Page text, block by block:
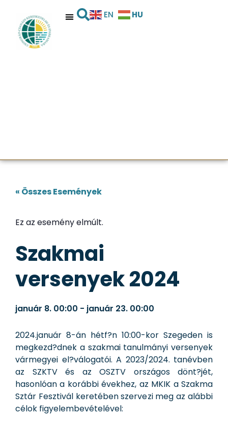
EN HU
« Összes Események
Ez az esemény elmúlt.
Szakmai
versenyek 2024
január 8. 00:00 - január 23. 00:00
2024.január 8-án hétf?n 10:00-kor Szegeden is
megkezd?dnek a szakmai tanulmányi versenyek
vármegyei el?válogatói. A 2023/2024. tanévben
az SZKTV és az OSZTV országos dönt?jét,
hasonlóan a korábbi évekhez, az MKIK a Szakma
Sztár Fesztivál keretében szervezi meg az alábbi
célok figyelembevételével: